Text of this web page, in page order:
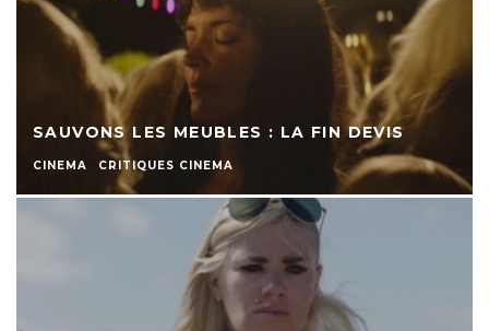
SAUVONS LES MEUBLES : LA FIN DEVIS
CINEMA CRITIQUES CINEMA